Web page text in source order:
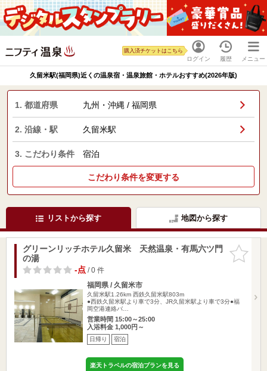
ログイン
購入済チケットはこちら
履歴 メニュー
久留米駅(福岡県)近くの温泉宿・温泉旅館・ホテルおすすめ(2026年版)
1. 都道府県 九州・沖縄 / 福岡県
2. 沿線・駅 久留米駅
3. こだわり条件 宿泊
こだわり条件を変更する
リストから探す 地図から探す
お気に入
りに追加
グリーンリッチホテル久留米 天然温泉・有馬六ツ門
の湯
-点/ 0 件
福岡県 / 久留米市
久留米駅1.26km 西鉄久留米駅803m
●西鉄久留米駅より車で3分、JR久留米駅より車で3分●福
岡空港連絡バ…
営業時間 15:00～25:00
入浴料金 1,000円～
日帰り 宿泊
楽天トラベルの宿泊プランを見る